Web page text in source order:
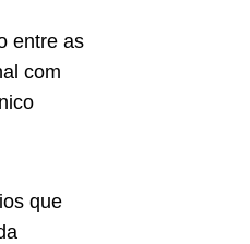
entre as
com
que